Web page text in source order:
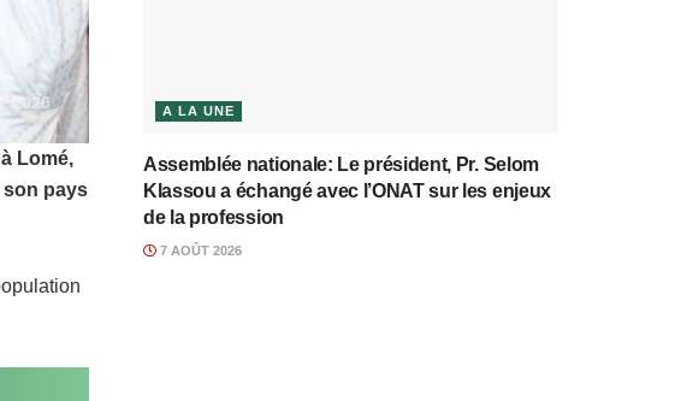
Lomé,
son pays
A LA UNE
Assemblée nationale: Le président, Pr. Selom
Klassou a échangé avec l’ONAT sur les enjeux
de la profession
7 AOÛT 2026